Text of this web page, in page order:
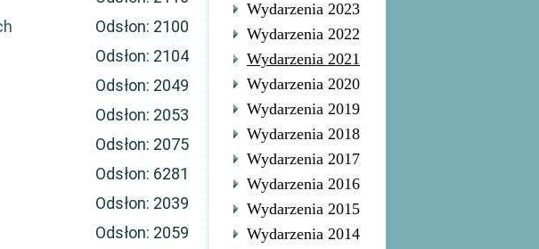
Odsłon: 2100
Odsłon: 2104
Odsłon: 2049
Odsłon: 2053
Odsłon: 2075
Odsłon: 6281
Odsłon: 2039
Odsłon: 2059
Wydarzenia 2023
Wydarzenia 2022
Wydarzenia 2021
Wydarzenia 2020
Wydarzenia 2019
Wydarzenia 2018
Wydarzenia 2017
Wydarzenia 2016
Wydarzenia 2015
Wydarzenia 2014